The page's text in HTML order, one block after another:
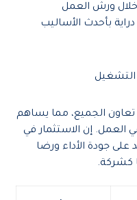
خلال ورش العمل
بأحدث الأساليب
تعاون الجميع، مما يساهم
العمل. إن الاستثمار في
على جودة الأداء ورضا
كشركة.